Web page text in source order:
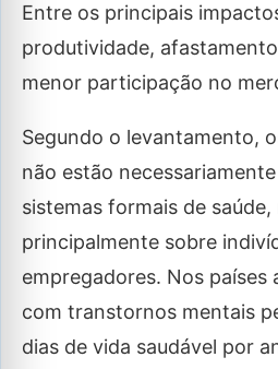
Entre os principais
produtividade,
menor participação no
Segundo o levantamento,
não estão
sistemas formais de saúde,
principalmente sobre
empregadores. Nos países
com transtornos mentais
dias de vida saudável por